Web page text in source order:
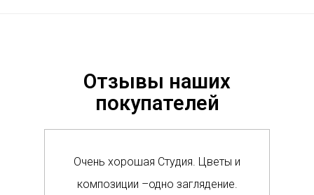
Отзывы наших
покупателей
Очень хорошая Студия. Цветы и
композиции –одно заглядение.